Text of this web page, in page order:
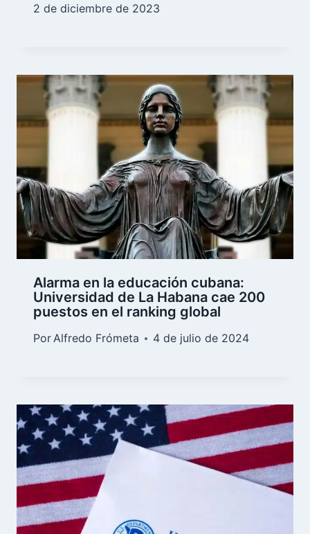
2 de diciembre de 2023
Alarma en la educación cubana:
Universidad de La Habana cae 200
puestos en el ranking global
PorAlfredo Frómeta 4 de julio de 2024